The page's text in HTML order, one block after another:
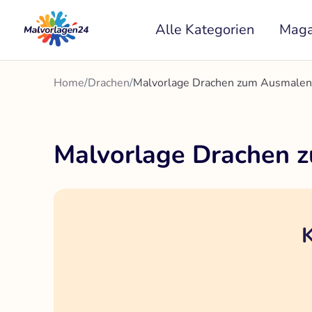
Inhalt
springen
Alle Kategorien
Home/Drachen/Malvorlage Drachen zum
Malvorlage Drachen